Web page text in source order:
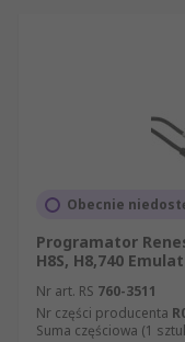
Obecnie
Programator
H8S, H8,740
Nr art. RS 760-3511
Nr części producenta
Suma częściowa (1